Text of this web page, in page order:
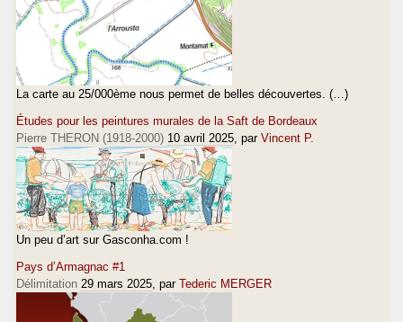
La carte au 25/000ème nous permet de belles découvertes. (…)
Études pour les peintures murales de la Saft de Bordeaux
Pierre THERON (1918-2000) 10 avril 2025 , par Vincent P.
Un peu d’art sur Gasconha.com !
Pays d’Armagnac #1
Délimitation 29 mars 2025 , par Tederic MERGER